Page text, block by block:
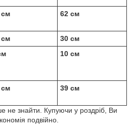
см 62 см
см
30 см
10 см
см 39 см
не знайти. Купуючи у роздріб, Ви
подвійно.